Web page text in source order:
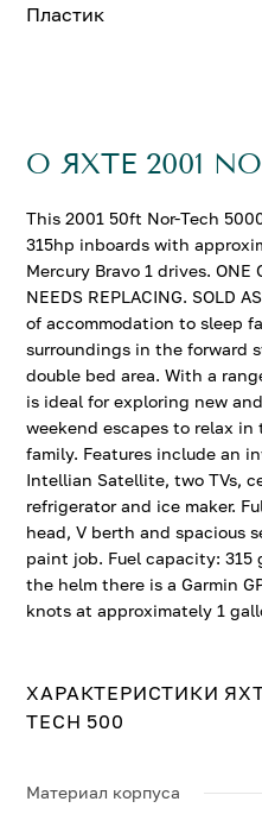
Пластик
О ЯХТЕ 2001
This 2001 50ft Nor-Tech
315hp inboards with
Mercury Bravo 1 drives. ONE
NEEDS REPLACING. SOLD
of accommodation to sleep
surroundings in the forward
double bed area. With a
is ideal for exploring new
weekend escapes to relax
family. Features include an
Intellian Satellite, two TVs,
refrigerator and ice maker.
head, V berth and spacious
paint job. Fuel capacity: 315
the helm there is a Garmin
knots at approximately 1
ХАРАКТЕРИСТИКИ
TECH 500
Материал корпуса